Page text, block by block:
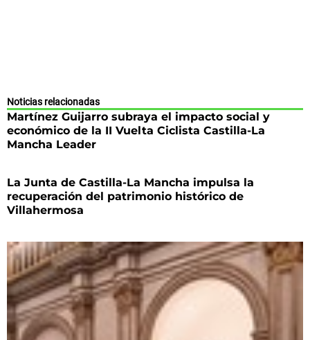
Noticias relacionadas
Martínez Guijarro subraya el impacto social y
económico de la II Vuelta Ciclista Castilla-La
Mancha Leader
La Junta de Castilla-La Mancha impulsa la
recuperación del patrimonio histórico de
Villahermosa